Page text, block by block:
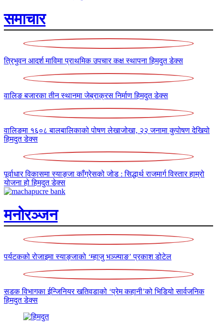
समाचार
त्रिभुवन आदर्श माविमा प्राथमिक उपचार कक्ष स्थापना हिमदुत डेक्स
वालिङ बजारका तीन स्थानमा जेब्राक्रस निर्माण हिमदुत डेक्स
वालिङमा १६०८ बालबालिकाको पोषण लेखाजोखा, २२ जनामा कुपोषण देखियो
हिमदुत डेक्स
पूर्वाधार विकासमा स्याङ्जा काँग्रेसको जोड : सिद्धार्थ राजमार्ग विस्तार हाम्रो
योजना हो हिमदुत डेक्स
मनोरञ्जन
पर्यटकको रोजाइमा स्याङ्जाको ‘म्हाजु भञ्ज्याङ’ प्रकाश डोटेल
सडक विभागका ईन्जिनियर खतिवडाको ‘प्रेम कहानी’को भिडियो सार्वजनिक
हिमदुत डेक्स